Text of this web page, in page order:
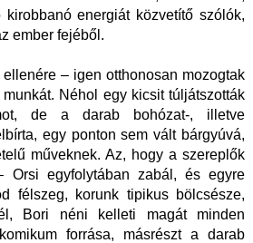
energiát közvetítő szólók,
ember fejéből.
– igen otthonosan mozogtak
Néhol egy kicsit túljátszották
de a darab bohózat-, illetve
egy ponton sem vált bárgyúvá,
műveknek. Az, hogy a szereplők
Orsi egyfolytában zabál, és egyre
félszeg, korunk tipikus bölcsésze,
Bori néni kelleti magát minden
forrása, másrészt a darab